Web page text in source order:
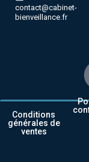
contact@cabinet-
bienveillance.fr
Conditions
générales de
ventes